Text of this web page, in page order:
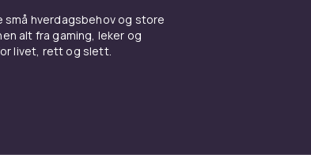
små hverdagsbehov og store
alt fra gaming, leker og
livet, rett og slett.